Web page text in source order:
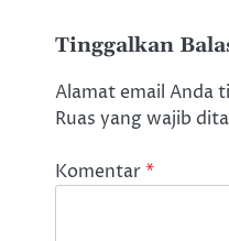
Tinggalkan
Alamat email Anda
Ruas yang wajib
Komentar*